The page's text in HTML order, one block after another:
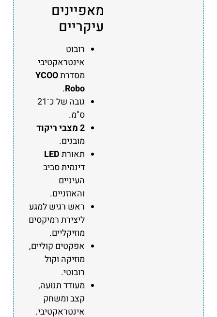
מאפיינים
עיקריים
רובוט
אינטראקטיבי
מסדרתYCOO
Robo
.
גובה של כ־21
ס"מ.
2 מצבי ריקוד
מובנים.
תאורתLED
דינמית סביב
העיניים
והאוזניים.
ראש רגיש למגע
ליצירת רמיקסים
מוזיקליים.
אפקטים קוליים,
מוזיקה וקול
רובוטי.
מעודד תנועה,
קצב ומשחק
אינטראקטיבי.